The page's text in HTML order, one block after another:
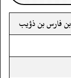
بن فارس بن ذؤيب